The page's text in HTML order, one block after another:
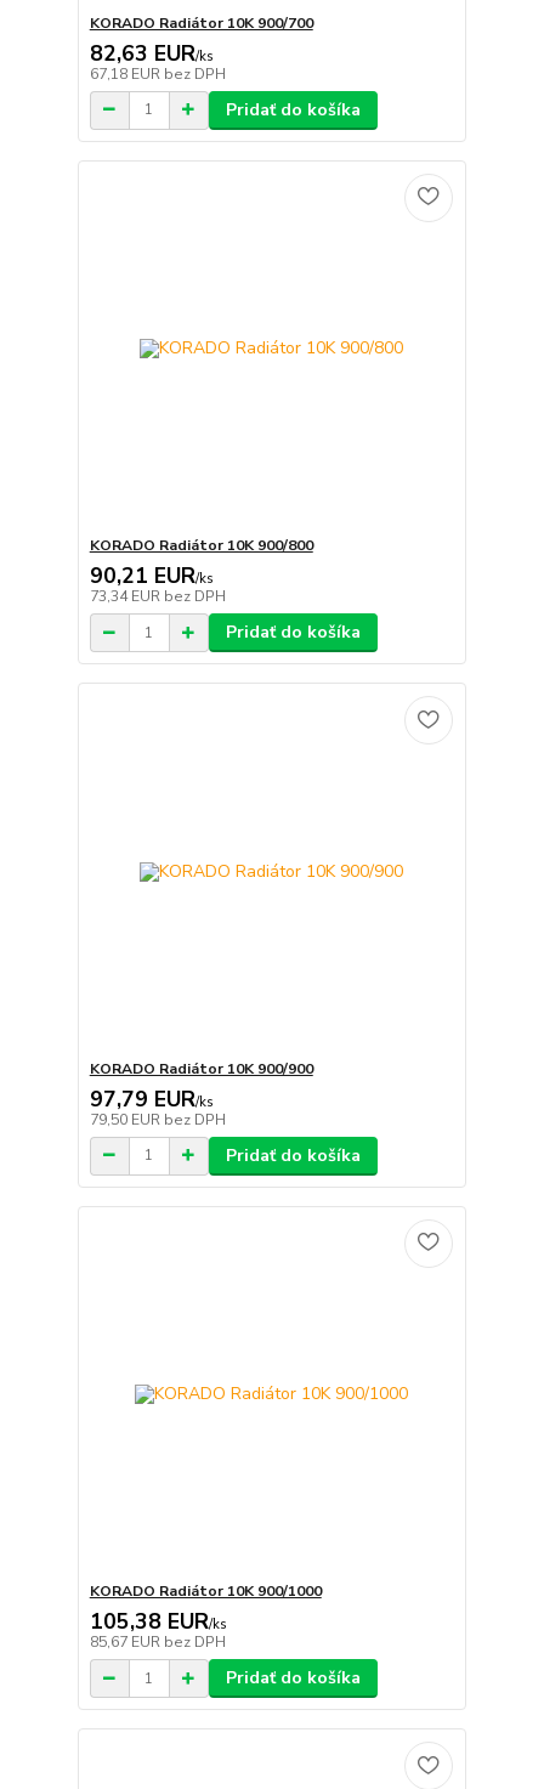
KORADO Radiátor 10K 900/700
82,63 EUR/ks
67,18 EUR bez DPH
Pridať do košíka
KORADO Radiátor 10K 900/800
90,21 EUR/ks
73,34 EUR bez DPH
Pridať do košíka
KORADO Radiátor 10K 900/900
97,79 EUR/ks
79,50 EUR bez DPH
Pridať do košíka
KORADO Radiátor 10K 900/1000
105,38 EUR/ks
85,67 EUR bez DPH
Pridať do košíka